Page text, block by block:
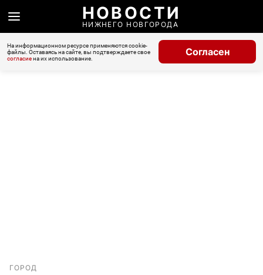
НОВОСТИ
НИЖНЕГО НОВГОРОДА
На информационном ресурсе применяются cookie-
файлы. Оставаясь на сайте, вы подтверждаете свое
согласиена их использование.
Согласен
ГОРОД